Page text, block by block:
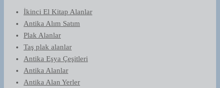
İkinci El Kitap Alanlar
Antika Alım Satım
Plak Alanlar
Taş plak alanlar
Antika Eşya Çeşitleri
Antika Alanlar
Antika Alan Yerler